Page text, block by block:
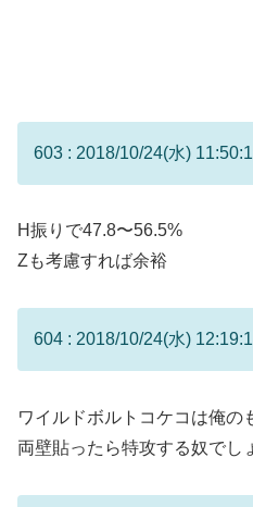
603 : 2018/10/24(水)
H振りで47.8〜56.5%
Zも考慮すれば余裕
604 : 2018/10/24(水)
ワイルドボルトコケコは俺の
両壁貼ったら特攻する奴でし